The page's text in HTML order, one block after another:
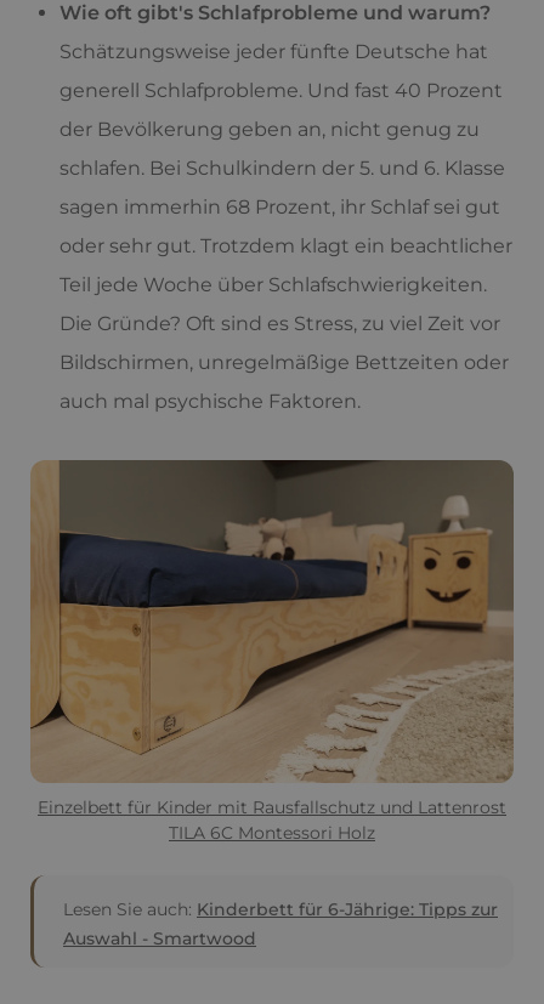
Wie oft gibt's Schlafprobleme und warum?
Schätzungsweise jeder fünfte Deutsche hat
generell Schlafprobleme. Und fast 40 Prozent
der Bevölkerung geben an, nicht genug zu
schlafen. Bei Schulkindern der 5. und 6. Klasse
sagen immerhin 68 Prozent, ihr Schlaf sei gut
oder sehr gut. Trotzdem klagt ein beachtlicher
Teil jede Woche über Schlafschwierigkeiten.
Die Gründe? Oft sind es Stress, zu viel Zeit vor
Bildschirmen, unregelmäßige Bettzeiten oder
auch mal psychische Faktoren.
Einzelbett für Kinder mit Rausfallschutz und Lattenrost
TILA 6C Montessori Holz
Lesen Sie auch: Kinderbett für 6-Jährige: Tipps zur
Auswahl - Smartwood